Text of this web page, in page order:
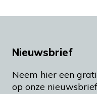
Nieuwsbrief
Neem hier een
op onze